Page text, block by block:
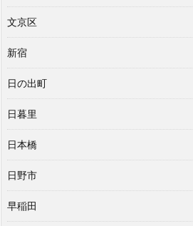
文京区
新宿
日の出町
日暮里
日本橋
日野市
早稲田